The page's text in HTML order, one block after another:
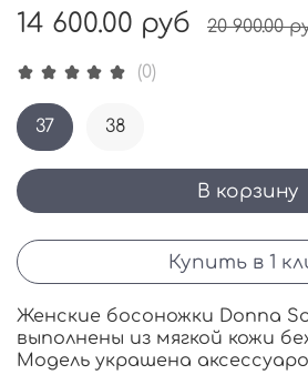
(0)
14 600.00 руб 20 900.00
В корзину
Купить в 1
37 38
Женские босоножки Donna
выполнены из мягкой кожи
Модель украшена